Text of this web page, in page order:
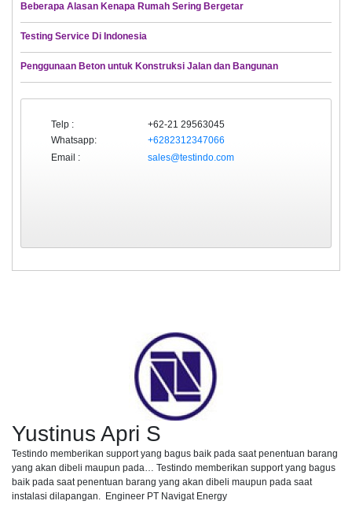
Beberapa Alasan Kenapa Rumah Sering Bergetar
Testing Service Di Indonesia
Penggunaan Beton untuk Konstruksi Jalan dan Bangunan
Telp :
+62-21 29563045
Whatsapp:
+6282312347066
Email :
sales@testindo.com
Yustinus Apri S
Testindo memberikan support yang bagus baik pada saat penentuan barang
yang akan dibeli maupun pada… Testindo memberikan support yang bagus
baik pada saat penentuan barang yang akan dibeli maupun pada saat
instalasi dilapangan. Engineer PT Navigat Energy